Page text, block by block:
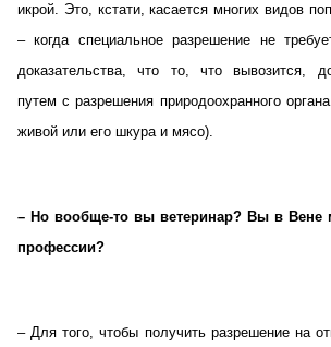
икрой. Это, кстати, касается многих видов
– когда специальное разрешение не
доказательства, что то, что вывозится,
путем с разрешения природоохранного
живой или его шкура и мясо).
– Но вообще-то вы ветеринар? Вы в Вене
профессии?
– Для того, чтобы получить разрешение на